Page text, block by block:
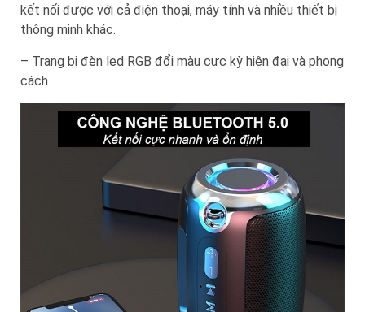
kết nối được với cả điện thoại, máy tính và nhiều thiết bị
thông minh khác.
– Trang bị đèn led RGB đổi màu cực kỳ hiện đại và phong
cách